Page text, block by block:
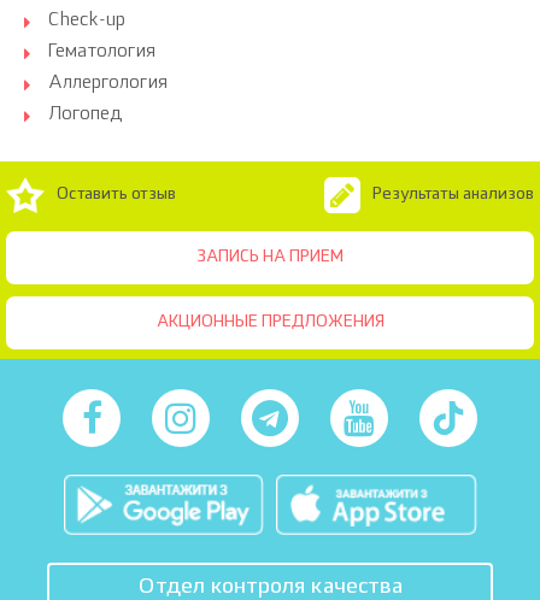
Check-up
Гематология
Аллергология
Логопед
ЗАПИСЬ НА ПРИЕМ
Оставить отзыв Результаты анализов
АКЦИОННЫЕ ПРЕДЛОЖЕНИЯ
Отдел контроля качества